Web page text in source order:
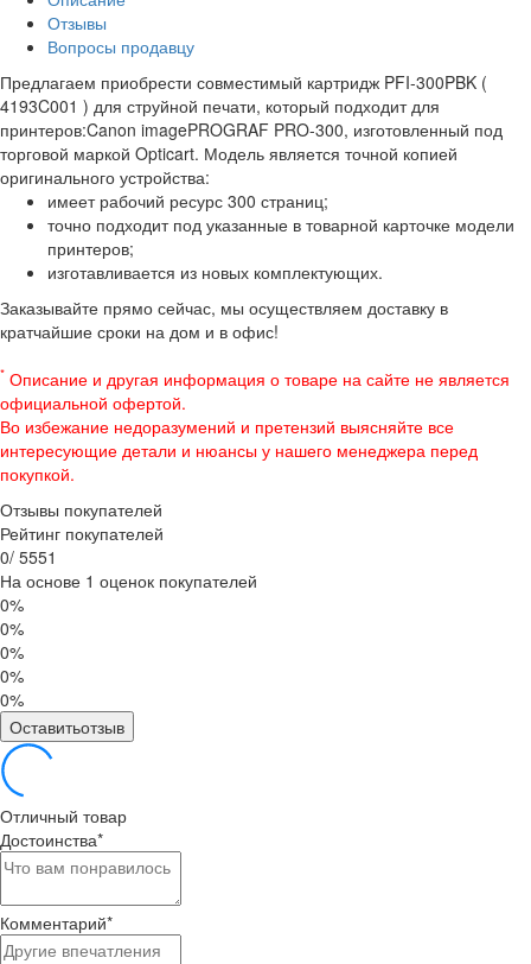
Отзывы
Вопросы продавцу
Предлагаем приобрести совместимый картридж PFI-300PBK (
4193C001 ) для струйной печати, который подходит для
принтеров:Canon imagePROGRAF PRO-300, изготовленный под
торговой маркой Opticart. Модель является точной копией
оригинального устройства:
имеет рабочий ресурс 300 страниц;
точно подходит под указанные в товарной карточке модели
принтеров;
изготавливается из новых комплектующих.
Заказывайте прямо сейчас, мы осуществляем доставку в
кратчайшие сроки на дом и в офис!
* Описание и другая информация о товаре на сайте не является
официальной офертой.
Во избежание недоразумений и претензий выясняйте все
интересующие детали и нюансы у нашего менеджера перед
покупкой.
Отзывы покупателей
Рейтинг покупателей
0/ 5551
На основе 1 оценок покупателей
0%
0%
0%
0%
0%
Оставитьотзыв
Отличный товар
Достоинства*
Комментарий*